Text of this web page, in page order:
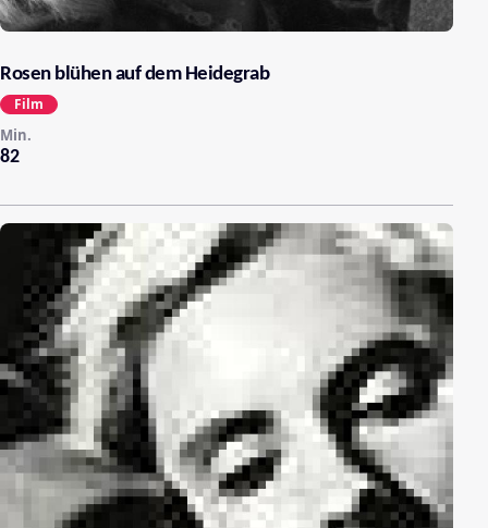
Rosen blühen auf dem Heidegrab
82
Min.
Film